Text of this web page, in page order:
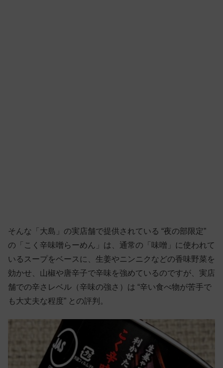
そんな「大島」の実店舗で提供されている “夜の部限定”
の「こく辛味噌らーめん」は、通常の「味噌」に使われて
いるスープをベースに、生姜やニンニクなどの香味野菜を
効かせ、山椒や唐辛子で辛味を強めているのですが、実店
舗での辛さレベル（辛味の強さ）は “辛い食べ物が苦手で
も大丈夫な程度” との評判。